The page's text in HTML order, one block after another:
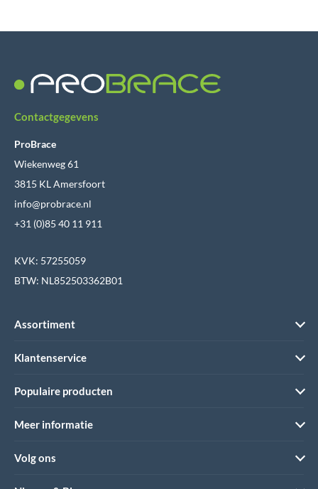
Contactgegevens
ProBrace
Wiekenweg 61
3815 KL Amersfoort
info@probrace.nl
+31 (0)85 40 11 911
KVK: 57255059
BTW: NL852503362B01
Assortiment
Klantenservice
Populaire producten
Meer informatie
Volg ons